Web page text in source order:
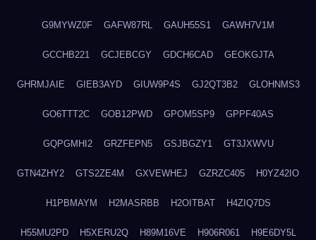
G9MYWZ0F GAFW87RL GAUH55S1 GAWH7V1M
GCCHB221 GCJEBCGY GDCH6CAD GEOKGJTA
GHRMJAIE GIEB3AYD GIUW9P4S GJ2QT3B2 GLOHNMS3
GO6TTT2C GOB12PWD GPOM5SP9 GPPF40AS
GQPGMHI2 GRZFEPN5 GSJBGZY1 GT3JXWVU
GTN4ZHY2 GTS2ZE4M GXVEWHEJ GZRZC405 H0YZ42IO
H1PBMAYM H2MASRBB H2OITBAT H4ZIQ7DS
H55MU2PD H5XERU2Q H89M16VE H906R061 H9E6DY5L